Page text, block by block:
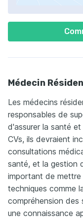
Médecin
Les médecins
responsables de
d'assurer la santé
CVs, ils devraient
consultations
santé, et la gestion
important de
techniques comme
compréhension
une connaissance